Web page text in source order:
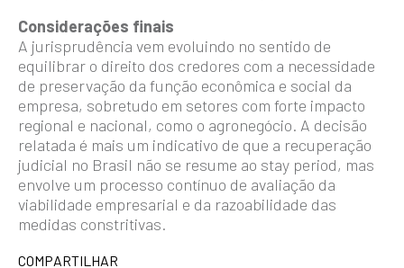
Considerações finais
A jurisprudência vem evoluindo no sentido de
equilibrar o direito dos credores com a necessidade
de preservação da função econômica e social da
empresa, sobretudo em setores com forte impacto
regional e nacional, como o agronegócio. A decisão
relatada é mais um indicativo de que a recuperação
judicial no Brasil não se resume ao stay period, mas
envolve um processo contínuo de avaliação da
viabilidade empresarial e da razoabilidade das
medidas constritivas.
COMPARTILHAR